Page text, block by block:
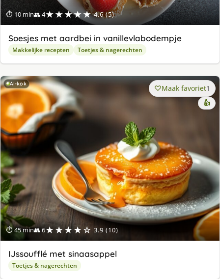
⏱ 10 min👥 4★★★★★ 4.6 (5)
Soesjes met aardbei in vanillevlabodempje
Makkelijke recepten Toetjes & nagerechten
AI-kok
⏱ 45 min👥 6★★★★☆ 3.9 (10)
Maak favoriet1
👍
IJssoufflé met sinaasappel
Toetjes & nagerechten